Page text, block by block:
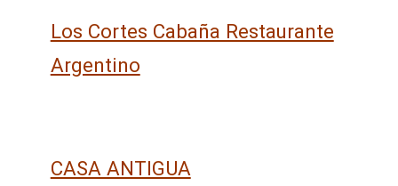
Los Cortes Cabaña Restaurante
Argentino
CASA ANTIGUA